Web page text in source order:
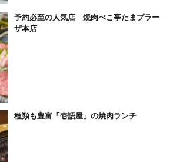
予約必至の人気店 焼肉べこ亭たまプラー
ザ本店
種類も豊富「壱語屋」の焼肉ランチ